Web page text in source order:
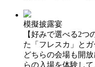
模擬披露宴
【好みで選べる2
た「フレスカ」と
どちらの会場も開
らの入場を体験し